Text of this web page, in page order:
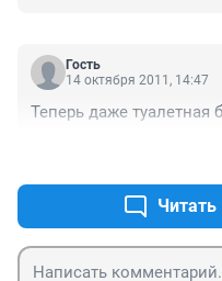
Гость
14 октября 2011, 14:47
Теперь даже туалетная